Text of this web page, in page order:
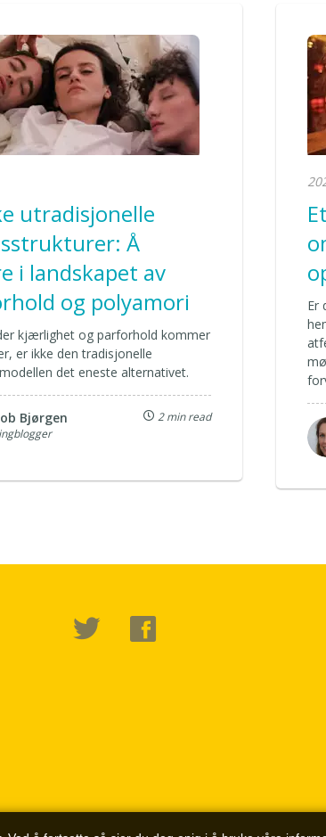
utradisjonelle
Å
i landskapet av
og polyamori
kjærlighet og parforhold kommer
er ikke den tradisjonelle
det eneste alternativet.
Bjørgen 2 min read
Er